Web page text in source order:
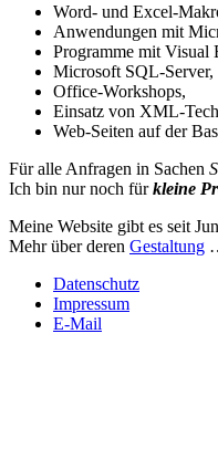
Word- und Excel-
Anwendungen mit
Programme mit Visual
Microsoft SQL-Server,
Office-Workshops,
Einsatz von XML-
Web-Seiten auf der
Für alle Anfragen in Sachen
Ich bin nur noch fürkleine
Meine Website gibt es seit
Mehr über deren Gestaltung
Datenschutz
Impressum
E-Mail